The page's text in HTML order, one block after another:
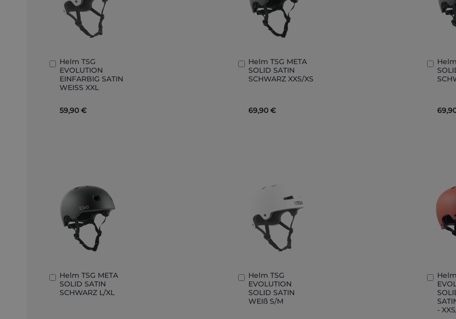
Helm TSG
EVOLUTION
EINFARBIG SATIN
WEISS XXL
59,90 €
In
den
Warenkorb
Helm TSG META
SOLID SATIN
SCHWARZ XXS/XS
69,90 €
In
den
Warenkorb
In
den
Helm TSG META
SOLID SATIN
SCHWARZ L/XL
In
den
Warenkorb
Helm TSG
EVOLUTION
SOLID SATIN
WEIß S/M
In
den
Warenkorb
-
In
den